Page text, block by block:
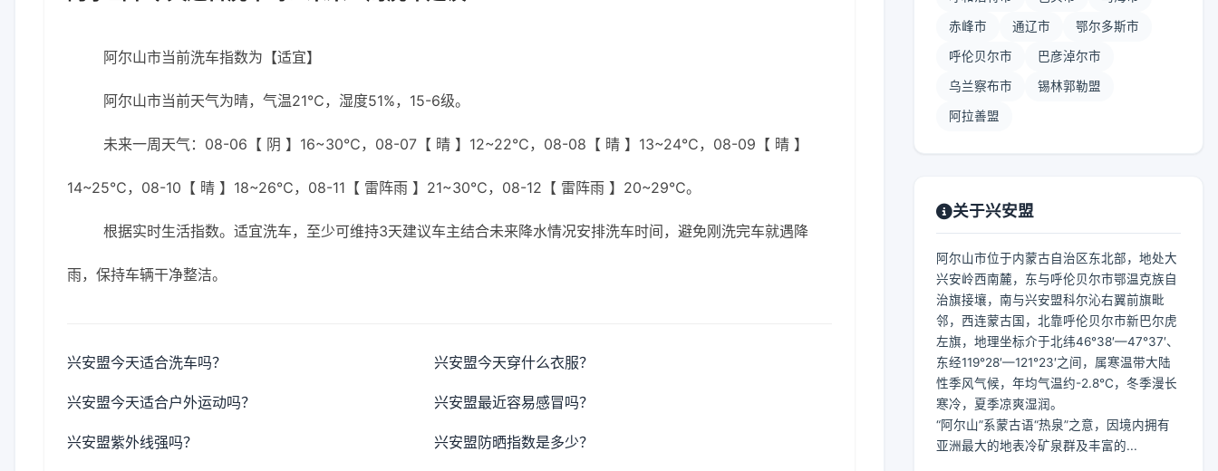
阿尔山市当前洗车指数为【适宜】
阿尔山市当前天气为晴，气温21℃，湿度51%，15-6级。
未来一周天气：08-06【 阴 】16~30℃，08-07【 晴 】12~22℃，08-08【 晴 】13~24℃，08-09【 晴 】
14~25℃，08-10【 晴 】18~26℃，08-11【 雷阵雨 】21~30℃，08-12【 雷阵雨 】20~29℃。
根据实时生活指数。适宜洗车，至少可维持3天建议车主结合未来降水情况安排洗车时间，避免刚洗完车就遇降
雨，保持车辆干净整洁。
兴安盟今天适合洗车吗？ 兴安盟今天穿什么衣服？
兴安盟今天适合户外运动吗？ 兴安盟最近容易感冒吗？
兴安盟紫外线强吗？ 兴安盟防晒指数是多少？
赤峰市 通辽市 鄂尔多斯市
呼伦贝尔市 巴彦淖尔市
乌兰察布市 锡林郭勒盟
阿拉善盟
关于兴安盟
阿尔山市位于内蒙古自治区东北部，地处大
兴安岭西南麓，东与呼伦贝尔市鄂温克族自
治旗接壤，南与兴安盟科尔沁右翼前旗毗
邻，西连蒙古国，北靠呼伦贝尔市新巴尔虎
左旗，地理坐标介于北纬46°38′—47°37′、
东经119°28′—121°23′之间，属寒温带大陆
性季风气候，年均气温约-2.8℃，冬季漫长
寒冷，夏季凉爽湿润。
“阿尔山”系蒙古语“热泉”之意，因境内拥有
亚洲最大的地表冷矿泉群及丰富的...